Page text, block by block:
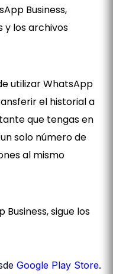
Business,
y los archivos
utilizar WhatsApp
el historial a
que tengas en
solo número de
al mismo
sigue los
Google Play Store.